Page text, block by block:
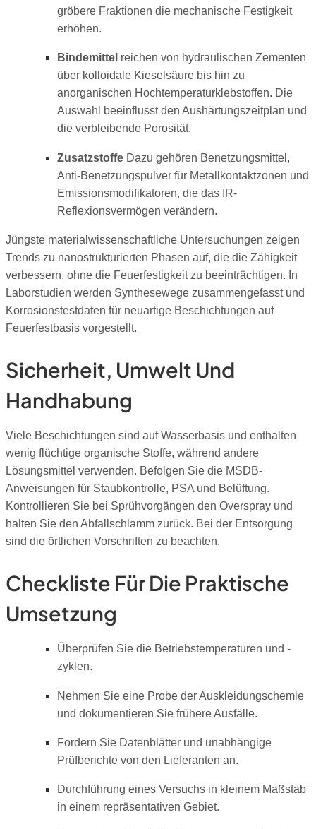
gröbere Fraktionen die mechanische Festigkeit
erhöhen.
Bindemittel reichen von hydraulischen Zementen
über kolloidale Kieselsäure bis hin zu
anorganischen Hochtemperaturklebstoffen. Die
Auswahl beeinflusst den Aushärtungszeitplan und
die verbleibende Porosität.
ZusatzstoffeDazu gehören Benetzungsmittel,
Anti-Benetzungspulver für Metallkontaktzonen und
Emissionsmodifikatoren, die das IR-
Reflexionsvermögen verändern.
Jüngste materialwissenschaftliche Untersuchungen zeigen
Trends zu nanostrukturierten Phasen auf, die die Zähigkeit
verbessern, ohne die Feuerfestigkeit zu beeinträchtigen. In
Laborstudien werden Synthesewege zusammengefasst und
Korrosionstestdaten für neuartige Beschichtungen auf
Feuerfestbasis vorgestellt.
Sicherheit, Umwelt Und
Handhabung
Viele Beschichtungen sind auf Wasserbasis und enthalten
wenig flüchtige organische Stoffe, während andere
Lösungsmittel verwenden. Befolgen Sie die MSDB-
Anweisungen für Staubkontrolle, PSA und Belüftung.
Kontrollieren Sie bei Sprühvorgängen den Overspray und
halten Sie den Abfallschlamm zurück. Bei der Entsorgung
sind die örtlichen Vorschriften zu beachten.
Checkliste Für Die Praktische
Umsetzung
Überprüfen Sie die Betriebstemperaturen und -
zyklen.
Nehmen Sie eine Probe der Auskleidungschemie
und dokumentieren Sie frühere Ausfälle.
Fordern Sie Datenblätter und unabhängige
Prüfberichte von den Lieferanten an.
Durchführung eines Versuchs in kleinem Maßstab
in einem repräsentativen Gebiet.